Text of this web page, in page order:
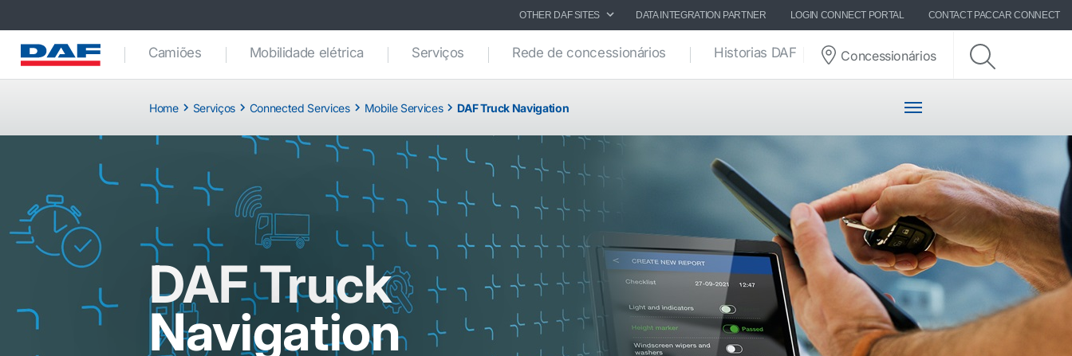
OTHER DAF SITES DATA INTEGRATION PARTNER LOGIN CONNECT PORTAL CONTACT PACCAR CONNECT
Camiões Mobilidade elétrica Serviços Rede de concessionários Historias DAF Concessionários
Home Serviços Connected Services Mobile Services DAF Truck Navigation
DAF Truck
Navigation